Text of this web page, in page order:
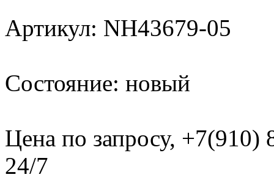
Артикул: NH43679-05
Состояние: новый
Цена по запросу, +7(910)
24/7